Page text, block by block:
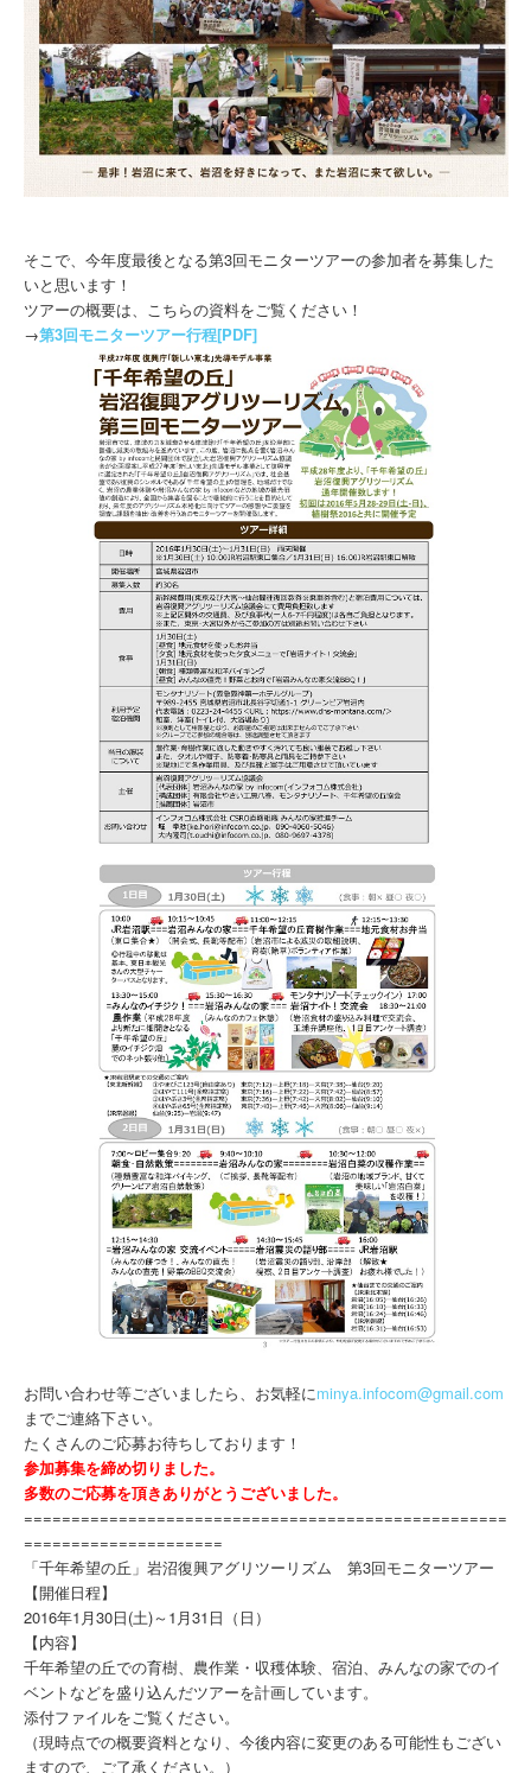
そこで、今年度最後となる第3回モニターツアーの参加者を募集した
いと思います！
ツアーの概要は、こちらの資料をご覧ください！
→第3回モニターツアー行程[PDF]
お問い合わせ等ございましたら、お気軽にminya.infocom@gmail.com
までご連絡下さい。
たくさんのご応募お待ちしております！
参加募集を締め切りました。
多数のご応募を頂きありがとうございました。
===================================================
=====================
「千年希望の丘」岩沼復興アグリツーリズム 第3回モニターツアー
【開催日程】
2016年1月30日(土)～1月31日（日）
【内容】
千年希望の丘での育樹、農作業・収穫体験、宿泊、みんなの家でのイ
ベントなどを盛り込んだツアーを計画しています。
添付ファイルをご覧ください。
（現時点での概要資料となり、今後内容に変更のある可能性もござい
ますので、ご了承ください。）